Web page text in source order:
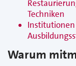
Techniken
Institutionen
Warum